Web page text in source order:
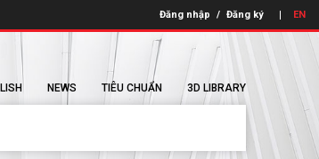
Đăng nhập / Đăng ký EN
NEWS TIÊU CHUẨN 3D LIBRARY